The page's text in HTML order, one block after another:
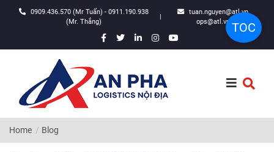
0909.436.570 (Mr Tuấn) - 0911.190.938
(Mr. Thắng)
|
tuan.nguyen@atl.vn,
ops@atl.vn
Home Blog
TOC